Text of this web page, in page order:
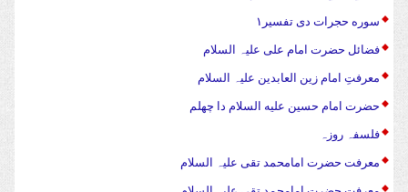
سوره حجرات دی تفسیر۱
فضائل حضرت امام علی علیہ السلام
معرفتِ امام زین العابدین علیہ السلام
حضرت امام حسین علیه السلام دا چهلم
فلسفہ روزہ
معرفت حضرت امامحمد تقی علیہ السلام